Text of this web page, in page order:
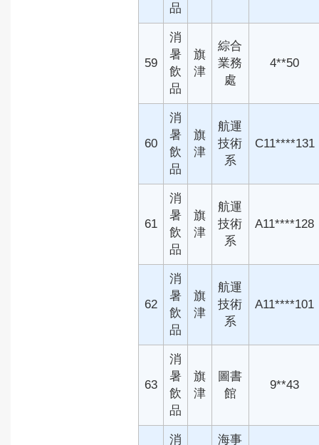
品
59
消
暑
飲
品
旗
津
綜合
業務
處
4**50
60
消
暑
飲
品
旗
津
航運
技術
系
C11****131
61
消
暑
飲
品
旗
津
航運
技術
系
A11****128
62
消
暑
飲
品
旗
津
航運
技術
系
A11****101
63
消
暑
飲
品
旗
津
圖書
館
9**43
消
海事